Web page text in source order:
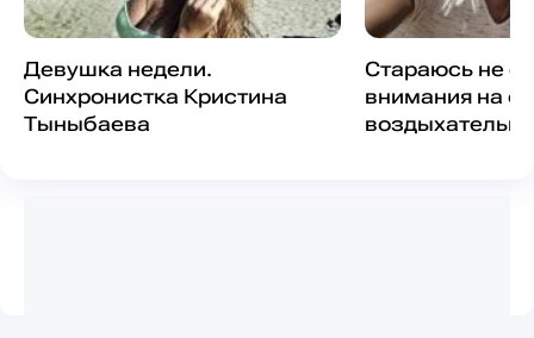
Девушка недели.
Синхронистка Кристина
Тыныбаева
Стараюсь не
внимания на